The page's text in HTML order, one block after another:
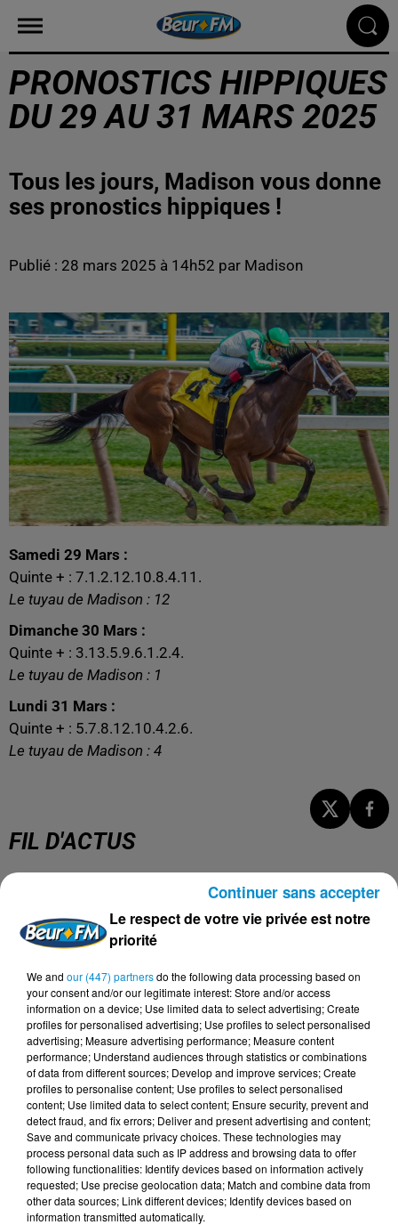
PRONOSTICS HIPPIQUES
DU 29 AU 31 MARS 2025
Tous les jours, Madison vous donne
ses pronostics hippiques !
Publié : 28 mars 2025 à 14h52 par Madison
Samedi 29 Mars :
Quinte + : 7.1.2.12.10.8.4.11.
Le tuyau de Madison : 12
Dimanche 30 Mars :
Quinte + : 3.13.5.9.6.1.2.4.
Le tuyau de Madison : 1
Lundi 31 Mars :
Quinte + : 5.7.8.12.10.4.2.6.
Le tuyau de Madison : 4
FIL D'ACTUS
Visas français : l’Algérie décroche, le
Maroc et la Tunisie...
4 août 2026
152 Palestiniens tués en juillet, le bilan
mensuel le plus lourd de...
4 août 2026
Mort de Cheikh F., l’enquête fragilise la
version policière !
Le respect de votre vie privée est notre
priorité
We and our (447) partnersdo the following data processing based on
your consent and/or our legitimate interest: Store and/or access
information on a device; Use limited data to select advertising; Create
profiles for personalised advertising; Use profiles to select personalised
advertising; Measure advertising performance; Measure content
performance; Understand audiences through statistics or combinations
of data from different sources; Develop and improve services; Create
profiles to personalise content; Use profiles to select personalised
content; Use limited data to select content; Ensure security, prevent and
detect fraud, and fix errors; Deliver and present advertising and content;
Save and communicate privacy choices. These technologies may
process personal data such as IP address and browsing data to offer
following functionalities: Identify devices based on information actively
requested; Use precise geolocation data; Match and combine data from
other data sources; Link different devices; Identify devices based on
information transmitted automatically.
Continuer sans accepter